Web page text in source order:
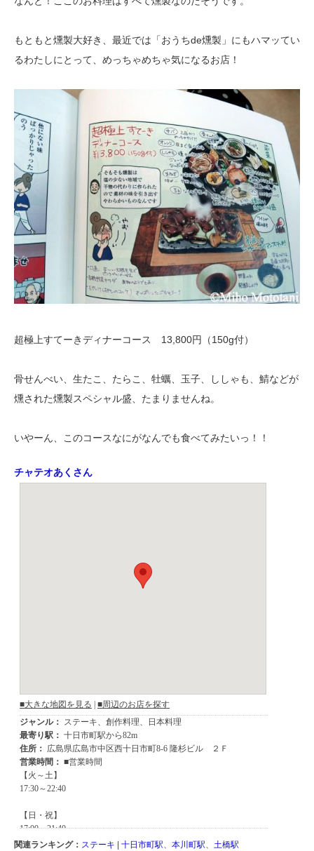
もともと燻製大好き、最近では「おうちde燻製」にもハマッてい
るわたしにとって、めっちゃめちゃ気になるお店！
超極上すてーきディナーコース 13,800円（150g付）
骨せんべい、生たこ、たらこ、牡蠣、玉子、ししゃも、鯖などが
燻された燻製スペシャル盛、たまりませんね。
いやーん、このコースなにがなんでも食べてみたいっ！！
チャテオあくさん
関連ランキング： ステーキ 十日市町駅、 本川町駅、 土橋駅